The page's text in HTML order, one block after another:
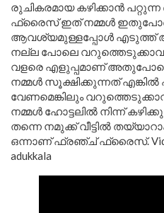
രുചികരമായ കഴിക്കാൻ
ഫ്രൈസ് ഇത് നമ്മൾ
ആവശ്യമുള്ളപ്പോൾ എടുത്ത്
നല്ല പോലെ
വളരെ എളുപ്പമാണ്
നമ്മൾ സൂക്ഷിക്കുന്നത്
വേണമെങ്കിലും
നമ്മൾ ഹോട്ടലിൽ നിന്ന്
തന്നെ നമുക്ക് വീട്ടിൽ
ഒന്നാണ് ഫ്രഞ്ച് ഫ്രൈസ്. Video
adukkala